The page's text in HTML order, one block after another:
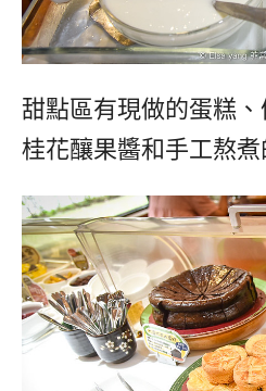
甜點區有現做的蛋糕、
桂花釀果醬和手工熬煮